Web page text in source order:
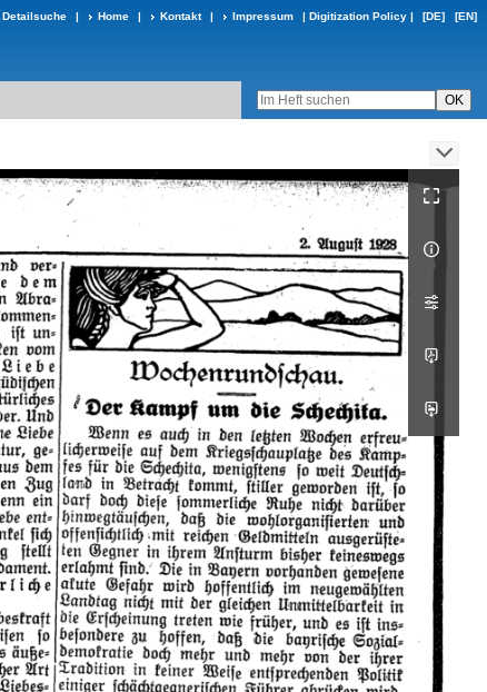
Detailsuche | Home | Kontakt | Impressum | Digitization Policy | [DE] [EN]